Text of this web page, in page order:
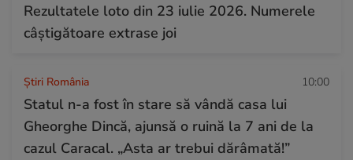
Rezultatele loto din 23 iulie 2026. Numerele
câștigătoare extrase joi
Știri România 10:00
Statul n-a fost în stare să vândă casa lui
Gheorghe Dincă, ajunsă o ruină la 7 ani de la
cazul Caracal. „Asta ar trebui dărâmată!”